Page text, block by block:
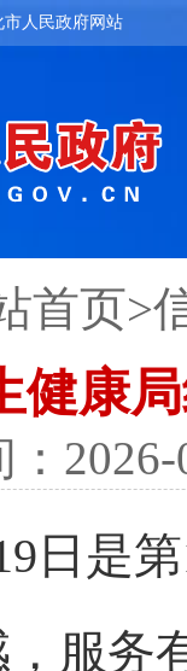
市人民政府网站
首页>
健康
：
是第
服务